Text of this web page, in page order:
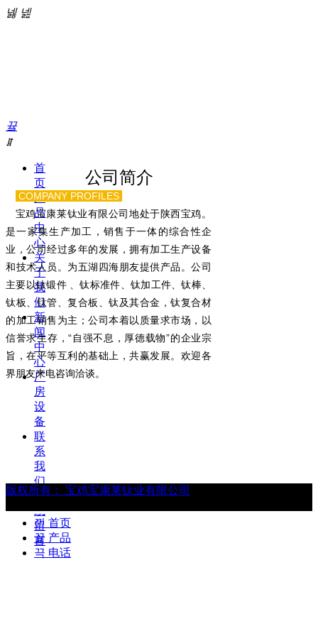
넳 넲
끀
ꁲ
首
页
产
品
中
心
关
于
我
们
新
闻
中
心
厂
房
设
备
联
系
我
们
在
线
留
言
公司简介
COMPANY PROFILES
宝鸡宝康莱钛业有限公司地处于陕西宝鸡。
是一家集生产加工，销售于一体的综合性企
业，公司经过多年的发展，拥有加工生产设备
和技术人员。为五湖四海朋友提供产品。公司
主要以钛锻件 、钛标准件、钛加工件、钛棒、
钛板、钛管、复合板、钛及其合金，钛复合材
的加工销售为主；公司本着以质量求市场，以
信誉求生存，“自强不息，厚德载物”的企业宗
旨，在平等互利的基础上，共赢发展。欢迎各
界朋友来电咨询洽谈。
版权所有： 宝鸡宝康莱钛业有限公司
낀 首页
뀵 产品
끅 电话